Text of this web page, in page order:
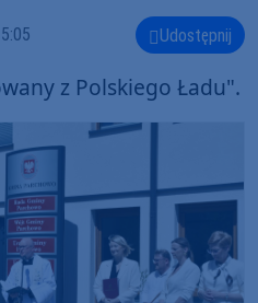
Udostępnij
z Polskiego Ładu".